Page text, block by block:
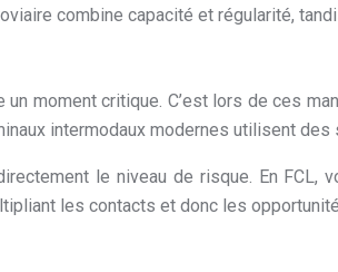
combine capacité et régularité,
moment critique. C’est lors de ces
intermodaux modernes utilisent
le niveau de risque. En
les contacts et donc les